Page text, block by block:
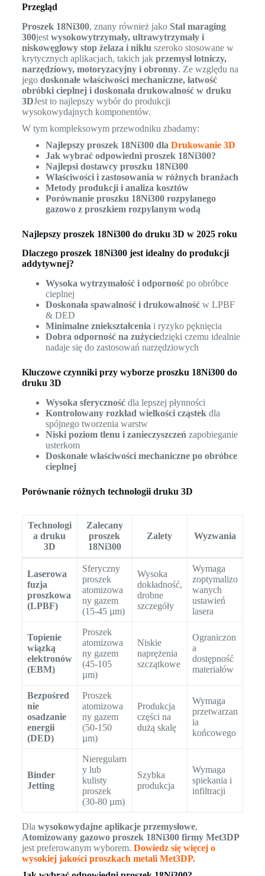
Przegląd
Proszek 18Ni300, znany również jako Stal maraging
300jest wysokowytrzymały, ultrawytrzymały i
niskowęglowy stop żelaza i niklu szeroko stosowane w
krytycznych aplikacjach, takich jak przemysł lotniczy,
narzędziowy, motoryzacyjny i obronny. Ze względu na
jego doskonałe właściwości mechaniczne, łatwość
obróbki cieplnej i doskonała drukowalność w druku
3DJest to najlepszy wybór do produkcji
wysokowydajnych komponentów.
W tym kompleksowym przewodniku zbadamy:
Najlepszy proszek 18Ni300 dla Drukowanie 3D
Jak wybrać odpowiedni proszek 18Ni300?
Najlepsi dostawcy proszku 18Ni300
Właściwości i zastosowania w różnych branżach
Metody produkcji i analiza kosztów
Porównanie proszku 18Ni300 rozpylanego
gazowo z proszkiem rozpylanym wodą
Najlepszy proszek 18Ni300 do druku 3D w 2025 roku
Dlaczego proszek 18Ni300 jest idealny do produkcji
addytywnej?
Wysoka wytrzymałość i odpornośćpo obróbce
cieplnej
Doskonała spawalność i drukowalnośćw LPBF
& DED
Minimalne zniekształcenia i ryzyko pęknięcia
Dobra odporność na zużyciedzięki czemu idealnie
nadaje się do zastosowań narzędziowych
Kluczowe czynniki przy wyborze proszku 18Ni300 do
druku 3D
Wysoka sferycznośćdla lepszej płynności
Kontrolowany rozkład wielkości cząstekdla
spójnego tworzenia warstw
Niski poziom tlenu i zanieczyszczeń zapobieganie
usterkom
Doskonałe właściwości mechaniczne po obróbce
cieplnej
Porównanie różnych technologii druku 3D
Technologi
a druku
3D
Zalecany
proszek
18Ni300
Zalety Wyzwania
Laserowa
fuzja
proszkowa
(LPBF)
Sferyczny
proszek
atomizowa
ny gazem
(15-45 µm)
Wysoka
dokładność,
drobne
szczegóły
Wymaga
zoptymalizo
wanych
ustawień
lasera
Topienie
wiązką
elektronów
(EBM)
Proszek
atomizowa
ny gazem
(45-105
µm)
Niskie
naprężenia
szczątkowe
Ograniczon
a
dostępność
materiałów
Bezpośred
nie
osadzanie
energii
(DED)
Proszek
atomizowa
ny gazem
(50-150
µm)
Produkcja
części na
dużą skalę
Wymaga
przetwarzan
ia
końcowego
Binder
Jetting
Nieregularn
y lub
kulisty
proszek
(30-80 µm)
Szybka
produkcja
Wymaga
spiekania i
infiltracji
Dla wysokowydajne aplikacje przemysłowe,
Atomizowany gazowo proszek 18Ni300 firmy Met3DP
jest preferowanym wyborem. Dowiedz się więcej o
wysokiej jakości proszkach metali Met3DP.